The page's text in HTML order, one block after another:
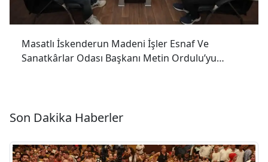
Masatlı İskenderun Madeni İşler Esnaf Ve
Sanatkârlar Odası Başkanı Metin Ordulu’yu
Son Dakika Haberler